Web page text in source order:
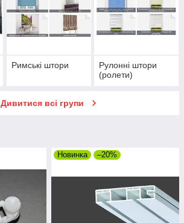
Римські штори
Рулонні штори
(ролети)
Дивитися всі групи
Новинка –20%